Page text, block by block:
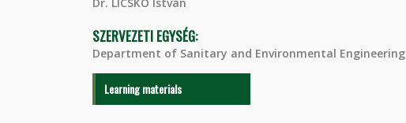
SZERVEZETI EGYSÉG:
Department of Sanitary and Environmental Engineering
Learning materials